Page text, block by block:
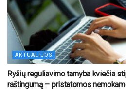
AKTUALIJOS
Ryšių reguliavimo tarnyba kviečia
raštingumą – pristatomos